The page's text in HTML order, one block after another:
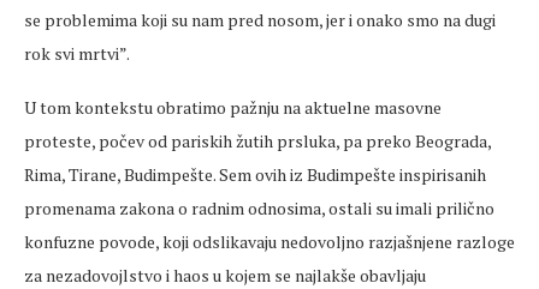
se problemima koji su nam pred nosom, jer i onako smo na dugi
rok svi mrtvi”.
U tom kontekstu obratimo pažnju na aktuelne masovne
proteste, počev od pariskih žutih prsluka, pa preko Beograda,
Rima, Tirane, Budimpešte. Sem ovih iz Budimpešte inspirisanih
promenama zakona o radnim odnosima, ostali su imali prilično
konfuzne povode, koji odslikavaju nedovoljno razjašnjene razloge
za nezadovojlstvo i haos u kojem se najlakše obavljaju